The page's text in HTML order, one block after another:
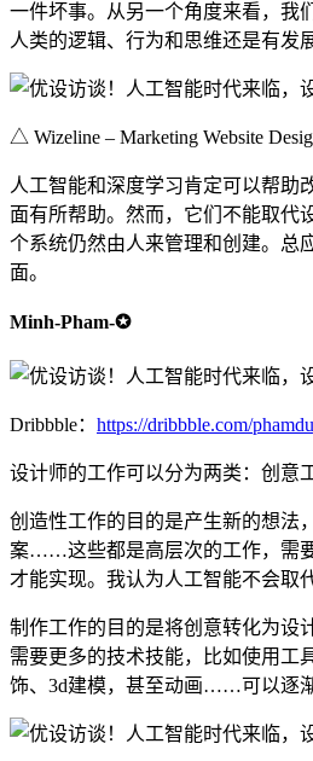
一件坏事。从另一个角度来看，我
人类的逻辑、行为和思维还是有发
△ Wizeline – Marketing Website
人工智能和深度学习肯定可以帮助
面有所帮助。然而，它们不能取代
个系统仍然由人来管理和创建。总
面。
Minh-Pham-✪
Dribbble： https://dribbble.com/
设计师的工作可以分为两类：创意
创造性工作的目的是产生新的想法
案……这些都是高层次的工作，需
才能实现。我认为人工智能不会取
制作工作的目的是将创意转化为设
需要更多的技术技能，比如使用工
饰、3d建模，甚至动画……可以逐